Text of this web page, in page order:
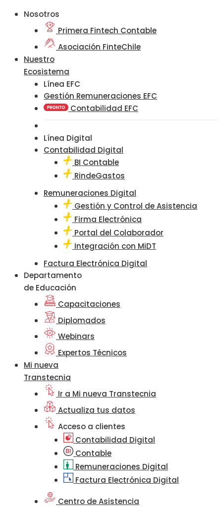
Nosotros
Primera Fintech Contable
Asociación FinteChile
Nuestro
Ecosistema
Línea EFC
Gestión Remuneraciones EFC
Contabilidad EFC
Línea Digital
Contabilidad Digital
BI Contable
RindeGastos
Remuneraciones Digital
Gestión y Control de Asistencia
Firma Electrónica
Portal del Colaborador
Integración con MiDT
Factura Electrónica Digital
Departamento
de Educación
Capacitaciones
Diplomados
Webinars
Expertos Técnicos
Mi nueva
Transtecnia
Ir a Mi nueva Transtecnia
Actualiza tus datos
Acceso a clientes
Contabilidad Digital
Contable
Remuneraciones Digital
Factura Electrónica Digital
Centro de Asistencia